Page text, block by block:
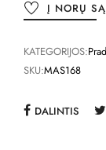
Į NORŲ
KATEGORIJOS:
SKU:MAS168
DALINTIS